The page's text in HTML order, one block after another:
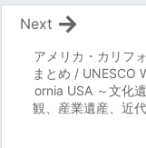
アメリカ・カリフ
まとめ / UNESCO
ornia USA ～文化
観、産業遺産、近
Next